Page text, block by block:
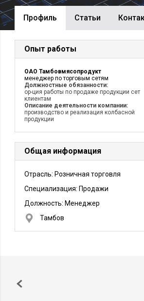
Профиль Cтатьи
Опыт работы
ОАО Тамбовмясопродукт
менеджер по торговым сетям
Должностные обязанности:
ор-ция работы по продаже продукции сет
клиентам
Описание деятельности компании:
производство и реализация колбасной
продукции
Общая информация
Отрасль: Розничная торговля
Специализация: Продажи
Должность: Менеджер
Тамбов